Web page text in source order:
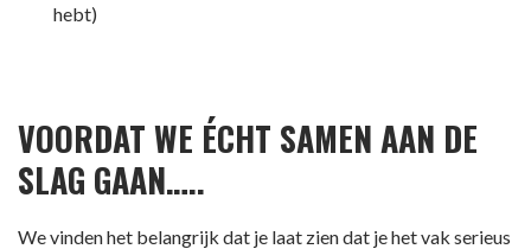
hebt)
VOORDAT WE ÉCHT SAMEN AAN DE
SLAG GAAN…..
We vinden het belangrijk dat je laat zien dat je het vak serieus